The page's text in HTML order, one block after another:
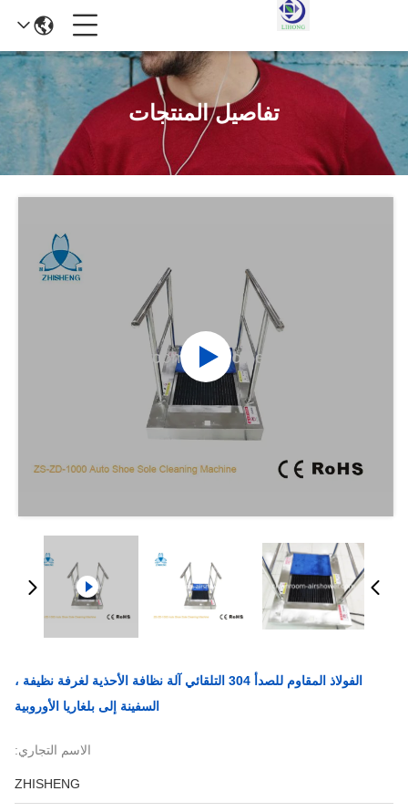
تفاصيل المنتجات
الفولاذ المقاوم للصدأ 304 التلقائي آلة نظافة الأحذية لغرفة نظيفة ،
السفينة إلى بلغاريا الأوروبية
الاسم التجاري:
ZHISHENG